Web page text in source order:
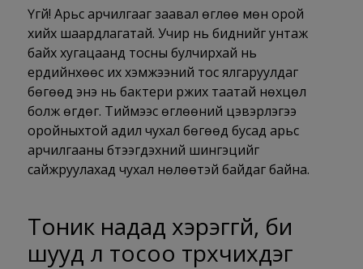
Үгүй! Арьс арчилгааг заавал өглөө мөн орой
хийх шаардлагатай. Учир нь биднийг унтаж
байх хугацаанд тосны булчирхай нь
ердийнхөөс их хэмжээний тос ялгаруулдаг
бөгөөд энэ нь бактери үржих таатай нөхцөл
болж өгдөг. Тиймээс өглөөний цэвэрлэгээ
оройныхтой адил чухал бөгөөд бусад арьс
арчилгааны бүтээгдэхүүний шингэцийг
сайжруулахад чухал нөлөөтэй байдаг байна.
Тоникнадад хэрэггүй, би
шууд л тосоо түрхчихдэг